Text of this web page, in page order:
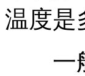
温度是
一般